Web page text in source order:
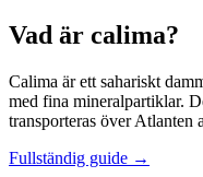
Vad är calima?
Calima är ett sahariskt
med fina mineralpartiklar.
transporteras över Atlanten
Fullständig guide →